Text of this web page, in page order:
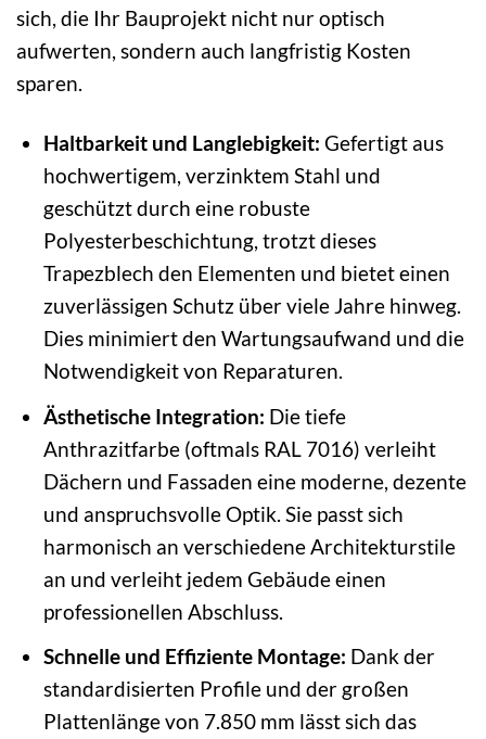
sich, die Ihr Bauprojekt nicht nur optisch
aufwerten, sondern auch langfristig Kosten
sparen.
Haltbarkeit und Langlebigkeit: Gefertigt aus
hochwertigem, verzinktem Stahl und
geschützt durch eine robuste
Polyesterbeschichtung, trotzt dieses
Trapezblech den Elementen und bietet einen
zuverlässigen Schutz über viele Jahre hinweg.
Dies minimiert den Wartungsaufwand und die
Notwendigkeit von Reparaturen.
Ästhetische Integration: Die tiefe
Anthrazitfarbe (oftmals RAL 7016) verleiht
Dächern und Fassaden eine moderne, dezente
und anspruchsvolle Optik. Sie passt sich
harmonisch an verschiedene Architekturstile
an und verleiht jedem Gebäude einen
professionellen Abschluss.
Schnelle und Effiziente Montage: Dank der
standardisierten Profile und der großen
Plattenlänge von 7.850 mm lässt sich das